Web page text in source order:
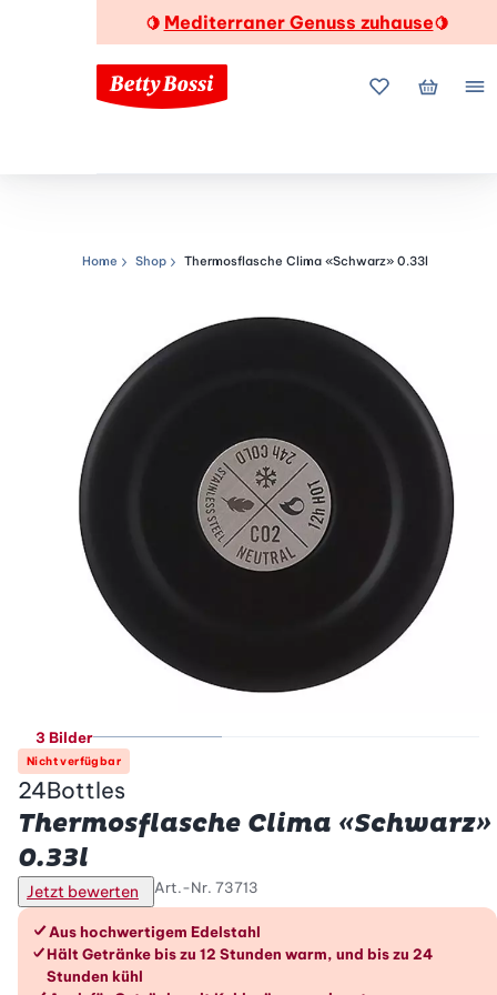
🍋 Mediterraner Genuss zuhause🍋
MeineMein
Navigationspfad
Home Shop Thermosflasche Clima «Schwarz» 0.33l
3 Bilder
Nicht verfügbar
24Bottles
Thermosflasche Clima «Schwarz»
0.33l
Jetzt bewerten Art.-Nr. 73713
Die Vorteile im Überblick
Aus hochwertigem Edelstahl
Hält Getränke bis zu 12 Stunden warm, und bis zu 24
Stunden kühl